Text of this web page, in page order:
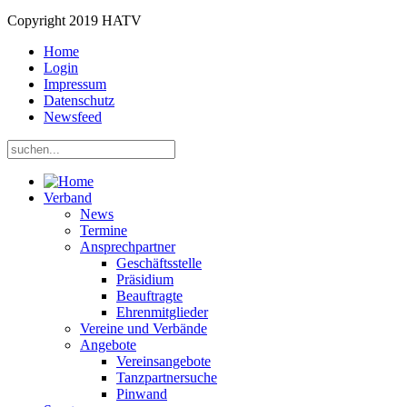
Copyright 2019 HATV
Home
Login
Impressum
Datenschutz
Newsfeed
Verband
News
Termine
Ansprechpartner
Geschäftsstelle
Präsidium
Beauftragte
Ehrenmitglieder
Vereine und Verbände
Angebote
Vereinsangebote
Tanzpartnersuche
Pinwand